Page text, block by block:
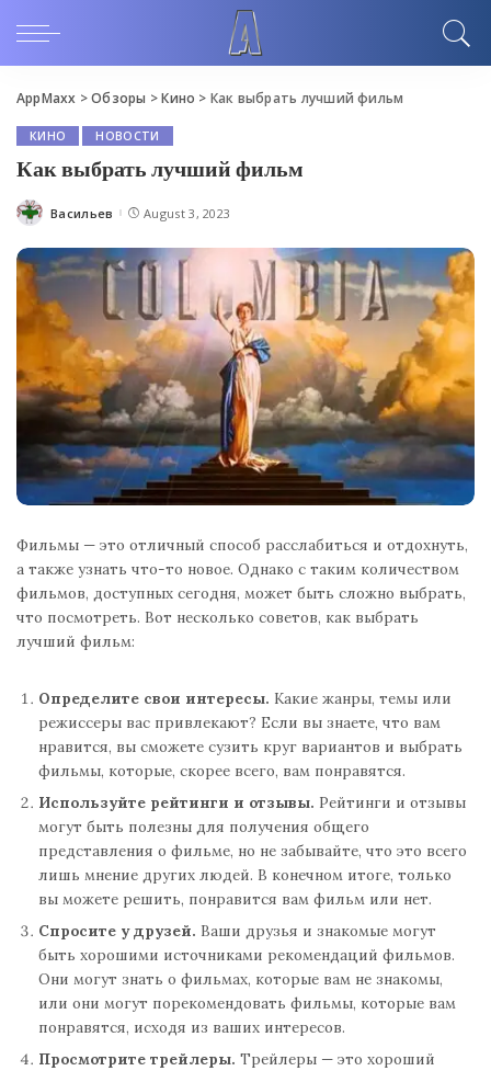
AppMaxx >Обзоры >Кино > Как выбрать лучший фильм
КИНО НОВОСТИ
Как выбрать лучший фильм
Posted
Васильев August 3, 2023
Фильмы — это отличный способ расслабиться и отдохнуть,
а также узнать что-то новое. Однако с таким количеством
фильмов, доступных сегодня, может быть сложно выбрать,
что посмотреть. Вот несколько советов, как выбрать
лучший фильм:
Определите свои интересы. Какие жанры, темы или
режиссеры вас привлекают? Если вы знаете, что вам
нравится, вы сможете сузить круг вариантов и выбрать
фильмы, которые, скорее всего, вам понравятся.
Используйте рейтинги и отзывы. Рейтинги и отзывы
могут быть полезны для получения общего
представления о фильме, но не забывайте, что это всего
лишь мнение других людей. В конечном итоге, только
вы можете решить, понравится вам фильм или нет.
Спросите у друзей. Ваши друзья и знакомые могут
быть хорошими источниками рекомендаций фильмов.
Они могут знать о фильмах, которые вам не знакомы,
или они могут порекомендовать фильмы, которые вам
понравятся, исходя из ваших интересов.
Просмотрите трейлеры. Трейлеры — это хороший